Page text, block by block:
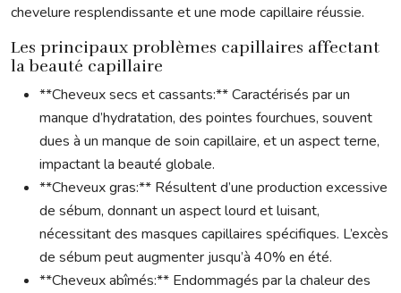
chevelure resplendissante et une mode capillaire réussie.
Les principaux problèmes capillaires affectant
la beauté capillaire
**Cheveux secs et cassants:** Caractérisés par un
manque d’hydratation, des pointes fourchues, souvent
dues à un manque de soin capillaire, et un aspect terne,
impactant la beauté globale.
**Cheveux gras:** Résultent d’une production excessive
de sébum, donnant un aspect lourd et luisant,
nécessitant des masques capillaires spécifiques. L’excès
de sébum peut augmenter jusqu’à 40% en été.
**Cheveux abîmés:** Endommagés par la chaleur des